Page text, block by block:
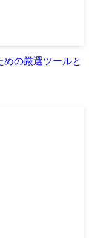
の厳選ツールと